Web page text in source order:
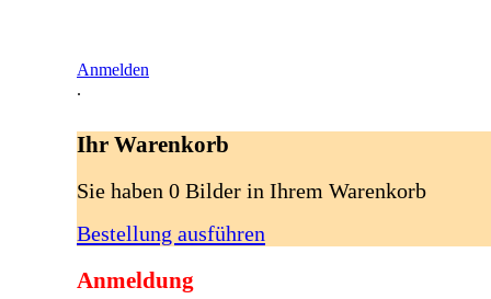
Anmelden
.
Ihr Warenkorb
Sie haben 0 Bilder in Ihrem Warenkorb
Bestellung ausführen
Anmeldung